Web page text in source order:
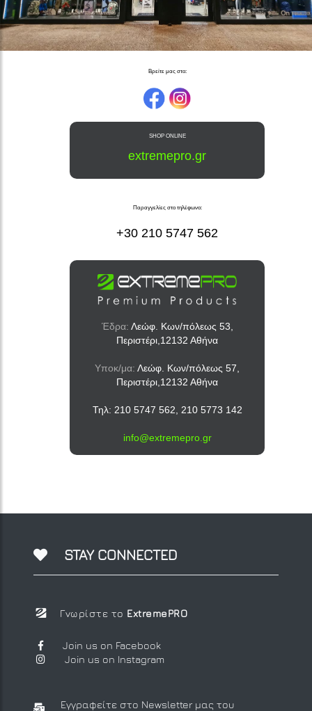
Βρείτε μας στο:
SHOP ONLINE
extremepro.gr
Παραγγελίες στο τηλέφωνο:
+30 210 5747 562
Έδρα: Λεώφ. Κων/πόλεως 53,
Περιστέρι,12132 Αθήνα
Υποκ/μα: Λεώφ. Κων/πόλεως 57,
Περιστέρι,12132 Αθήνα
Τηλ: 210 5747 562, 210 5773 142
info@extremepro.gr
STAY CONNECTED
Γνωρίστε το ExtremePRO
Join us on Facebook
Join us on Instagram
Εγγραφείτε στο Newsletter μας του